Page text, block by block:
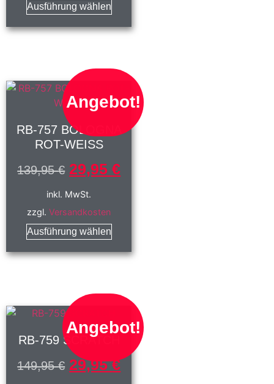
Ausführung wählen
Angebot!
RB-757 BOLOGNA
ROT-WEISS
139,95€ 29,95€
inkl. MwSt.
zzgl.Versandkosten
Ausführung wählen
Angebot!
RB-759 SCRATCH
149,95€ 29,95€